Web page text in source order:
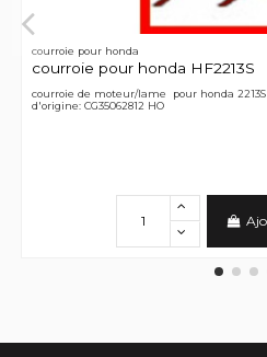
courroie pour honda
courroie pour honda HF2213S
courroie de moteur/lame pour honda 2213S
d'origine: CG35062812 HO